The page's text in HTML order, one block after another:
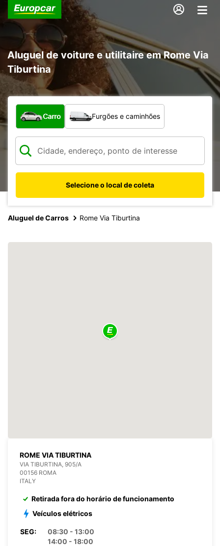
Aluguel de voiture e utilitaire em Rome Via
Tiburtina
Qual tipo de veículo?
Carro Furgões e caminhões
Selecione o local de coleta
Aluguel de Carros Rome Via Tiburtina
ROME VIA TIBURTINA
VIA TIBURTINA, 905/A
00156 ROMA
ITALY
Retirada fora do horário de funcionamento
Veículos elétricos
SEG:
08:30 - 13:00
14:00 - 18:00